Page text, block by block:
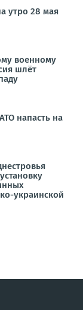
утро 28 мая
военному
шлёт
напасть на
украинской